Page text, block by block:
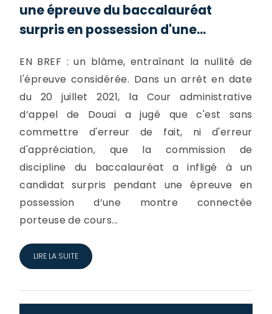
une épreuve du baccalauréat
surpris en possession d'une...
EN BREF : un blâme, entraînant la nullité de
l'épreuve considérée. Dans un arrêt en date
du 20 juillet 2021, la Cour administrative
d’appel de Douai a jugé que c'est sans
commettre d'erreur de fait, ni d'erreur
d'appréciation, que la commission de
discipline du baccalauréat a infligé à un
candidat surpris pendant une épreuve en
possession d’une montre connectée
porteuse de cours...
LIRE LA SUITE